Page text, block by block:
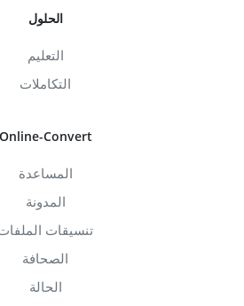
الحلول
التعليم
التكاملات
Online-Convert
المساعدة
المدونة
تنسيقات الملفات
الصحافة
الحالة